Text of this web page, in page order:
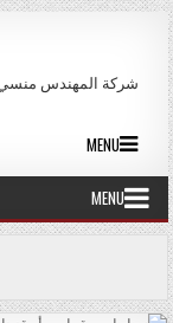
Skip to content
MENU
MENU